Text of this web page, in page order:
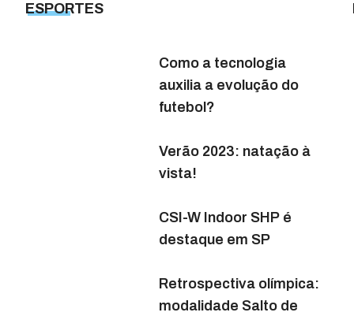
Campinas terá a 3ª
edição do Brasil Sabor
auxiliar os filhos neste
quesito
Marcello Ciavaglia
conquista GP Indoor da
Paulista
ESPORTES
Como a tecnologia
auxilia a evolução do
futebol?
Verão 2023: natação à
vista!
CSI-W Indoor SHP é
destaque em SP
Retrospectiva olímpica:
modalidade Salto de
voz
Vera Fuzaro: a linda voz
da Galinha Pintadinha
realiza espetáculo
musical e artístico no
Chico Buarque: 2022
Rionegro e Solimões